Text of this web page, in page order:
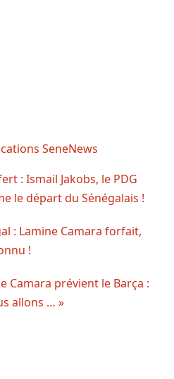
: Ismail Jakobs, le PDG
le départ du Sénégalais !
: Lamine Camara forfait,
!
Camara prévient le Barça :
allons … »